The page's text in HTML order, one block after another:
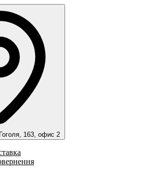
163, офис 2